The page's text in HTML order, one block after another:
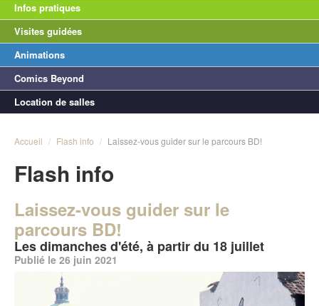
Infos pratiques
Visites guidées
Animations
Comics Beyond
Location de salles
Accueil / Flash info / Laissez-vous guider sur le parcours BD!
Flash info
Laissez-vous guider sur le
parcours BD!
Les dimanches d'été, à partir du 18 juillet
Publié le 26 juin 2021